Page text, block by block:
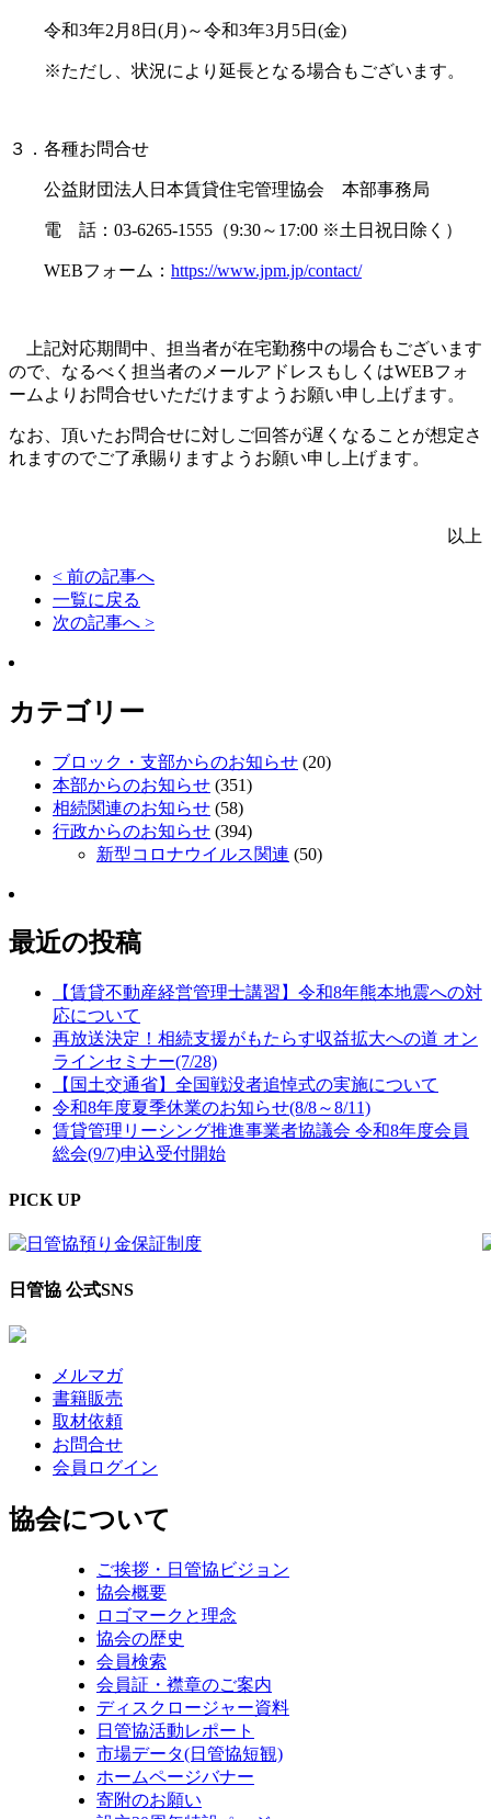
令和3年2月8日(月)～令和3年3月5日 (金)
※ただし、状況により延長となる場合もございます。
３．各種お問合せ
公益財団法人日本賃貸住宅管理協会 本部事務局
電 話： 03-6265-1555 （9:30～ 17:00 ※土日祝日除く）
WEBフォーム： https://www.jpm.jp/contact/
上記対応期間中、担当者が在宅勤務中の場合もございます
ので、なるべく担当者のメールアドレスもしくはWEBフォ
ームよりお問合せいただけますようお願い申し上げます。
なお、頂いたお問合せに対しご回答が遅くなることが想定さ
れますのでご了承賜りますようお願い申し上げます。
以上
< 前の記事へ
一覧に戻る
次の記事へ >
カテゴリー
ブロック・支部からのお知らせ (20)
本部からのお知らせ (351)
相続関連のお知らせ (58)
行政からのお知らせ (394)
新型コロナウイルス関連 (50)
最近の投稿
【賃貸不動産経営管理士講習】令和8年熊本地震への対
応について
再放送決定！相続支援がもたらす収益拡大への道 オン
ラインセミナー(7/28)
【国土交通省】全国戦没者追悼式の実施について
令和8年度夏季休業のお知らせ(8/8～8/11)
賃貸管理リーシング推進事業者協議会 令和8年度会員
総会(9/7)申込受付開始
PICK UP
日管協 公式SNS
メルマガ
書籍販売
取材依頼
お問合せ
会員ログイン
協会について
ご挨拶・日管協ビジョン
協会概要
ロゴマークと理念
協会の歴史
会員検索
会員証・襟章のご案内
ディスクロージャー資料
日管協活動レポート
市場データ(日管協短観)
ホームページバナー
寄附のお願い